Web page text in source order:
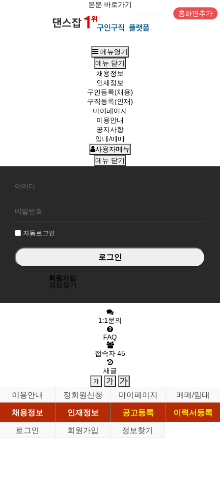
본문 바로가기
홈화면추가
메뉴열기
메뉴 닫기
채용정보
인재정보
구인등록(채용)
구직등록(인재)
마이페이지
이용안내
공지사항
임대/매매
사용자메뉴
메뉴 닫기
원
그
자동로그인
회원가입
정보찾기
1:1문의
FAQ
접속자 45
새글
이용안내 정회원신청 마이페이지
매매/임대
채용정보
인재정보 공고등록
이력서등록
로그인
회원가입 정보찾기